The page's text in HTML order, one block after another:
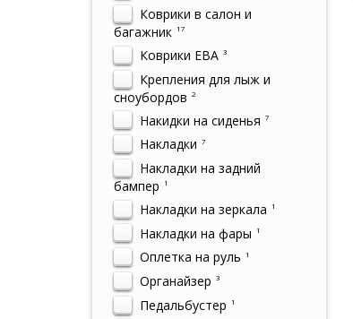
Коврики в салон и
багажник 17
Коврики ЕВА 3
Крепления для лыж и
сноубордов 2
Накидки на сиденья 7
Накладки 7
Накладки на задний
бампер
1
Накладки на зеркала 1
Накладки на фары 1
Оплетка на руль 1
Органайзер 3
Педальбустер 1